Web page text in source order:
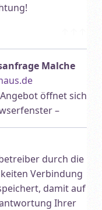
Malche
öffnet sich
–
durch die
Verbindung
damit auf
Ihrer